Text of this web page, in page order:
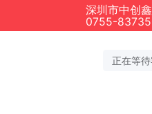
0755-
正在等